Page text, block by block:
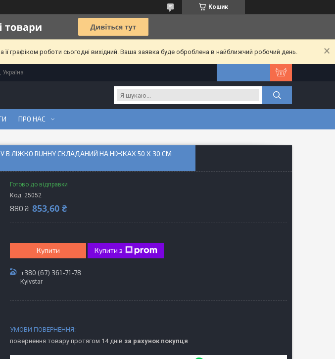
Кошик
графіком роботи сьогодні вихідний. Ваша заявка буде оброблена в найближчий робочий день.
ПРО НАС
ЛІЖКО RUHHY СКЛАДАНИЙ НА НІЖКАХ 50 Х 30 СМ
Готово до відправки
Код: 25052
880 ₴ 853,60 ₴
Купити Купити з
+380 (67) 361-71-78
Kyivstar
повернення товару протягом 14 днів за рахунок покупця